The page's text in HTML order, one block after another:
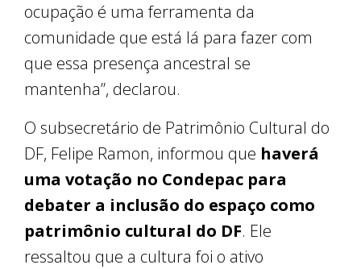
ocupação é uma ferramenta da
comunidade que está lá para fazer com
que essa presença ancestral se
mantenha”, declarou.
O subsecretário de Patrimônio Cultural do
DF, Felipe Ramon, informou que haverá
uma votação no Condepac para
debater a inclusão do espaço como
patrimônio cultural do DF. Ele
ressaltou que a cultura foi o ativo